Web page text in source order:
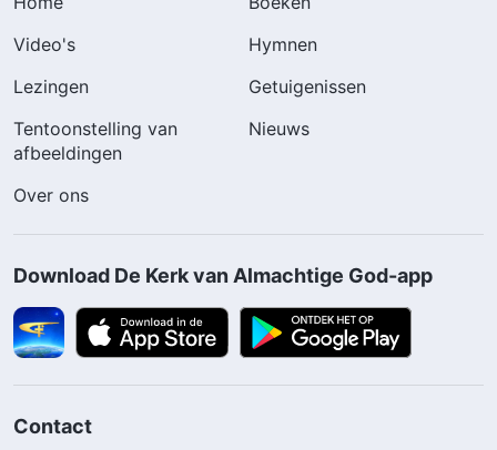
Video's
Hymnen
Lezingen
Getuigenissen
Tentoonstelling van
afbeeldingen
Nieuws
Over ons
Download De Kerk van Almachtige God-app
Contact